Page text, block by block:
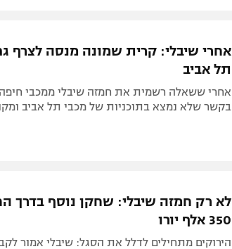
אחרי שיבלי: קרית שמונה מנסה לצרף
תל אביב
אחרי ששאלה רשמית את חמזה שיבלי ממכבי
בקשר שלא נמצא בתוכניות של מכבי תל אביב
לא רק חמזה שיבלי: שחקן נוסף בדרך
350 אלף יורו
הירוקים מתחילים לדלל את הסגל: שיבלי אמור